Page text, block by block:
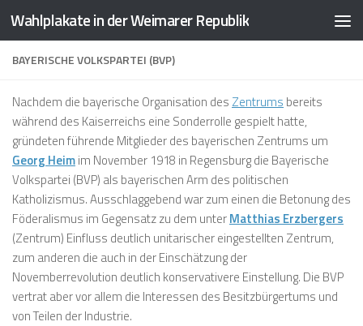
Zum Inhalt springen
Wahlplakate in der Weimarer Republik
BAYERISCHE VOLKSPARTEI (BVP)
Nachdem die bayerische Organisation des Zentrums bereits
während des Kaiserreichs eine Sonderrolle gespielt hatte,
gründeten führende Mitglieder des bayerischen Zentrums um
Georg Heimim November 1918 in Regensburg die Bayerische
Volkspartei (BVP) als bayerischen Arm des politischen
Katholizismus. Ausschlaggebend war zum einen die Betonung des
Föderalismus im Gegensatz zu dem unterMatthias Erzbergers
(Zentrum) Einfluss deutlich unitarischer eingestellten Zentrum,
zum anderen die auch in der Einschätzung der
Novemberrevolution deutlich konservativere Einstellung. Die BVP
vertrat aber vor allem die Interessen des Besitzbürgertums und
von Teilen der Industrie.